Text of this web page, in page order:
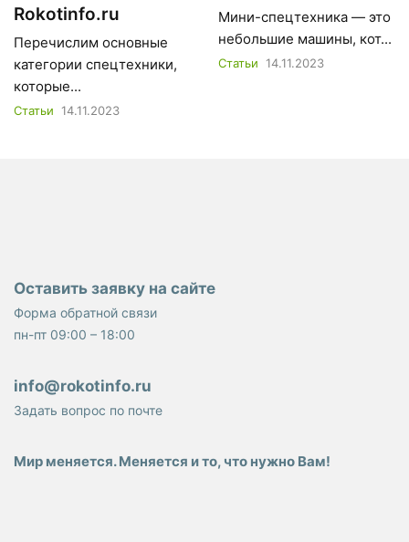
Rokotinfo.ru
Перечислим основные
категории спецтехники,
которые...
Статьи 14.11.2023
Мини-спецтехника — это
небольшие машины, кот...
Статьи 14.11.2023
Оставить заявку на сайте
Форма обратной связи
пн-пт 09:00 – 18:00
info@rokotinfo.ru
Задать вопрос по почте
Мир меняется. Меняется и то, что нужно Вам!